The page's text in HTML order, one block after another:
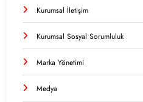
Kurumsal İletişim
Kurumsal Sosyal Sorumluluk
Marka Yönetimi
Medya